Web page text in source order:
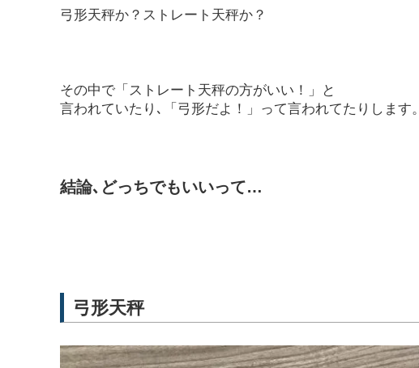
弓形天秤か？ストレート天秤か？
その中で「ストレート天秤の方がいい！」と
言われていたり､「弓形だよ！」って言われてたりします。
結論､どっちでもいいって…
弓形天秤